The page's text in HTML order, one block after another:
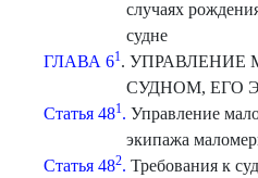
случаях
судне
ГЛАВА 61.
СУДНОМ, ЕГО
Статья 481. Управление
экипажа
Статья 482. Требования к